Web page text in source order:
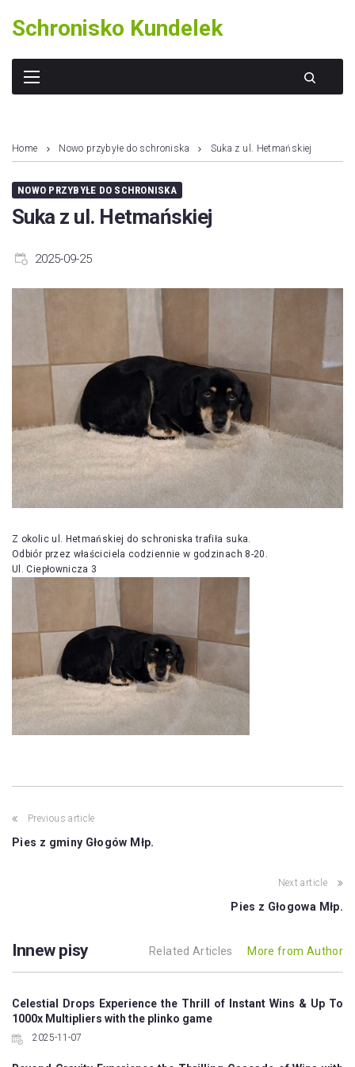
content
Schronisko Kundelek
Home Nowo przybyłe do schroniska Suka z ul. Hetmańskiej
NOWO PRZYBYŁE DO SCHRONISKA
Suka z ul. Hetmańskiej
2025-09-25
Z okolic ul. Hetmańskiej do schroniska trafiła suka.
Odbiór przez właściciela codziennie w godzinach 8-20.
Ul. Ciepłownicza 3
Post
navigation
Previous article
Pies z gminy Głogów Młp.
Next article
Pies z Głogowa Młp.
Innew pisy Related Articles More from Author
Celestial Drops Experience the Thrill of Instant Wins & Up To
1000x Multipliers with the plinko game
2025-11-07